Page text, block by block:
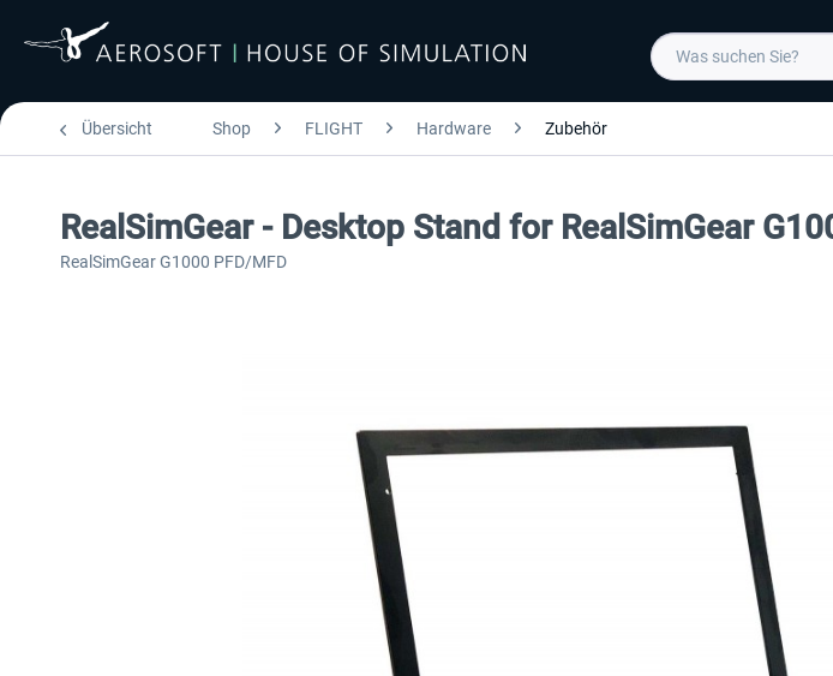
Übersicht Shop FLIGHT Hardware Zubehör
RealSimGear - Desktop Stand for RealSimGear
RealSimGear G1000 PFD/MFD